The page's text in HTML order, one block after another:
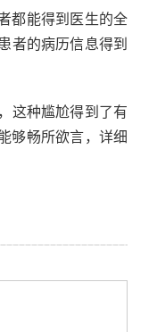
都能得到医生的全
者的病历信息得到
这种尴尬得到了有
够畅所欲言，详细